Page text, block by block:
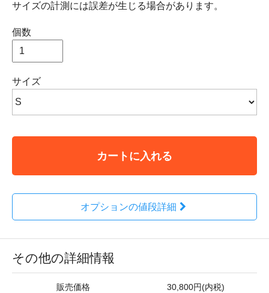
サイズの計測には誤差が生じる場合があります。
個数
サイズ
カートに入れる
オプションの値段詳細
その他の詳細情報
販売価格 30,800円(内税)